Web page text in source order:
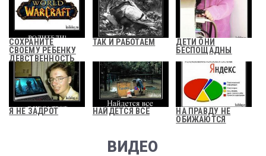
СОХРАНИТЕ
СВОЕМУ РЕБЕНКУ
ДЕВСТВЕННОСТЬ
ТАК И РАБОТАЕМ
ДЕТИ ОНИ
БЕСПОЩАДНЫ
Я НЕ ЗАДРОТ НАЙДЕТСЯ ВСЁ
НА ПРАВДУ НЕ
ОБИЖАЮТСЯ
ВИДЕО